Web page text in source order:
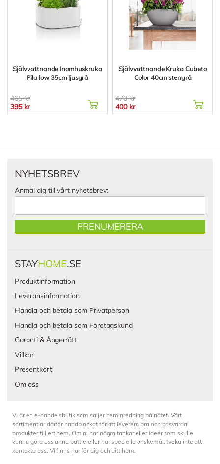
Självvattnande Inomhuskruka
Pila low 35cm ljusgrå
465 kr
395 kr
Självvattnande Kruka Cubeto
Color 40cm stengrå
470 kr
400 kr
NYHETSBREV
Anmäl dig till vårt nyhetsbrev:
PRENUMERERA
STAYHOME.SE
Produktinformation
Leveransinformation
Handla och betala som Privatperson
Handla och betala som Företagskund
Garanti & Ångerrätt
Villkor
Presentkort
Om oss
Vi är en e-handelsbutik som säljer heminredning på nätet. Vårt
sortiment är därför handplockat för att leverera bra och prisvärda
produkter till ert hem. Om ni har några tankar eller ideér som skulle
kunna göra oss ännu bättre eller har speciella önskemål, tveka inte att
kontakta oss. Vi finns här för dig och ditt hem.